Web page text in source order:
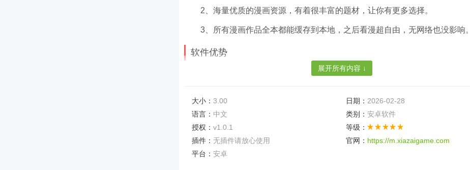
2、海量优质的漫画资源，有着很丰富的题材，让你有更多选择。
3、所有漫画作品全本都能缓存到本地，之后看漫超自由，无网络也没影响。
软件优势
1、有着众多贴心的阅读功能可使用，自动翻页能让你的双手好好的放送。
3、平台可根据用户的喜好来精选推送，在首页能直接看到最热门的漫画。
客户端亮点
每日更新
展开所有内容 ↓
大小： 3.00 日期： 2026-02-28
语言： 中文 类别： 安卓软件
授权： v1.0.1
等级：
插件： 无插件请放心使用 官网： https://m.xiazaigame.com
平台： 安卓